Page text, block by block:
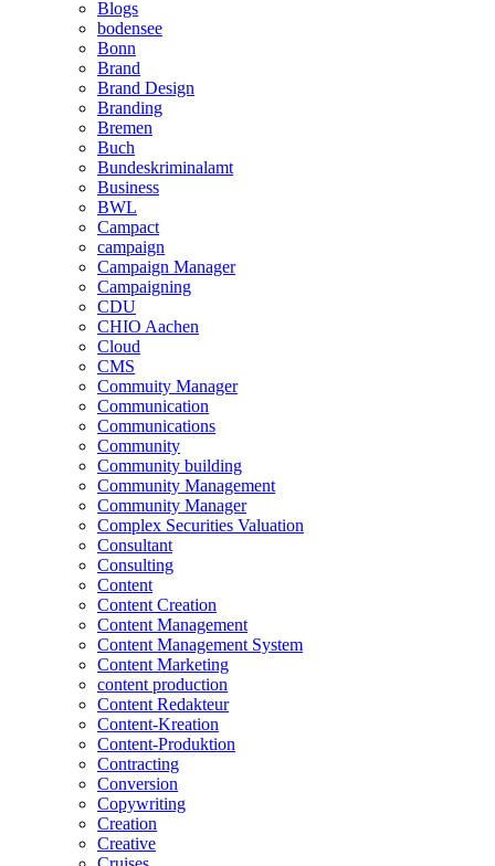
Blogs
bodensee
Bonn
Brand
Brand Design
Branding
Bremen
Buch
Bundeskriminalamt
Business
BWL
Campact
campaign
Campaign Manager
Campaigning
CDU
CHIO Aachen
Cloud
CMS
Commuity Manager
Communication
Communications
Community
Community building
Community Management
Community Manager
Complex Securities Valuation
Consultant
Consulting
Content
Content Creation
Content Management
Content Management System
Content Marketing
content production
Content Redakteur
Content-Kreation
Content-Produktion
Contracting
Conversion
Copywriting
Creation
Creative